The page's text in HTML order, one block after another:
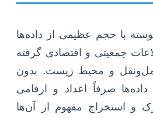
با حجم عظیمی از داده‌ها
جمعیتی و اقتصادی گرفته
و محیط زیست. بدون
داده‌ها صرفاً اعداد و ارقامی
و استخراج مفهوم از آن‌ها